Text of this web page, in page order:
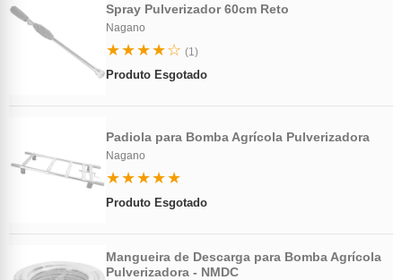
Spray Pulverizador 60cm Reto
Nagano
★★★★☆ (1)
Produto Esgotado
Padiola para Bomba Agrícola Pulverizadora
Nagano
★★★★★
Produto Esgotado
Mangueira de Descarga para Bomba Agrícola
Pulverizadora - NMDC